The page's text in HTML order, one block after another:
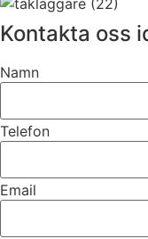
Kontakta oss
Namn
Telefon
Email